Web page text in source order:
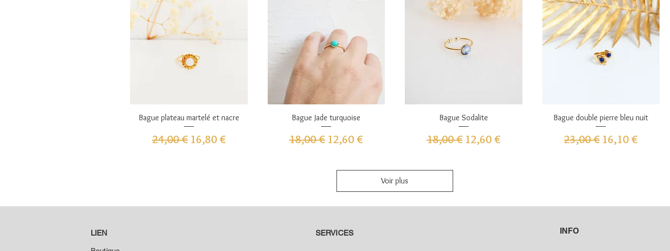
Aperçu rapide
Bague plateau martelé et nacre
Prix original
24,00 € Prix promotionnel
16,80 €
Aperçu rapide
Bague Jade turquoise
Prix original
18,00 € Prix promotionnel
12,60 €
Aperçu rapide
Bague Sodalite
Prix original
18,00 € Prix promotionnel
12,60 €
Aperçu rapide
Bague double pierre bleu nuit
Prix original
23,00 € Prix
16,10 €
Voir plus
LIEN SERVICES INFO